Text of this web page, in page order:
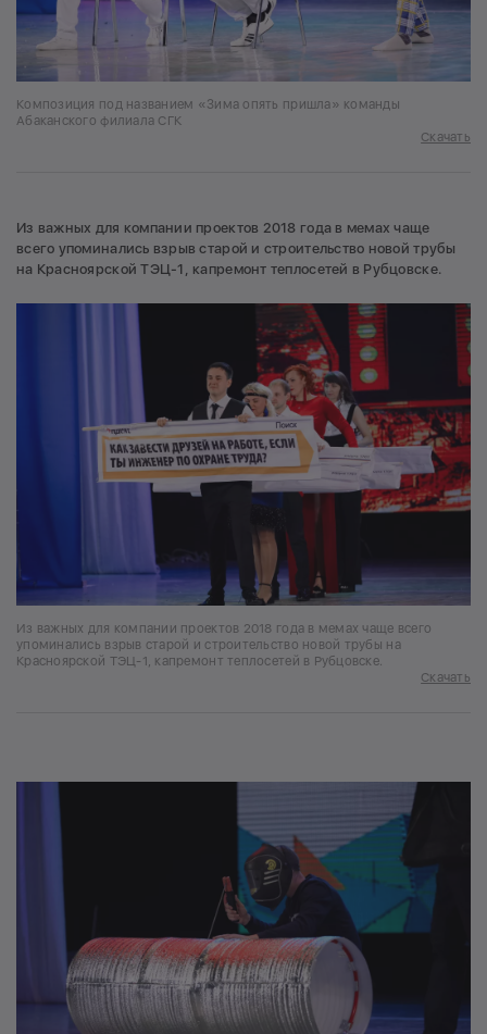
Композиция под названием «Зима опять пришла» команды
Абаканского филиала СГК
Скачать
Из важных для компании проектов 2018 года в мемах чаще
всего упоминались взрыв старой и строительство новой трубы
на Красноярской ТЭЦ-1, капремонт теплосетей в Рубцовске.
Из важных для компании проектов 2018 года в мемах чаще всего
упоминались взрыв старой и строительство новой трубы на
Красноярской ТЭЦ-1, капремонт теплосетей в Рубцовске.
Скачать